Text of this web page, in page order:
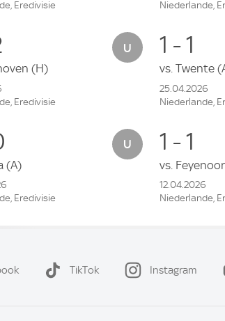
Eredivisie
(H)
Eredivisie
(A)
Eredivisie
Niederlande,
1 - 1
vs. Twente
25.04.2026
Niederlande,
1 - 1
vs.
12.04.2026
Niederlande,
TikTok Instagram